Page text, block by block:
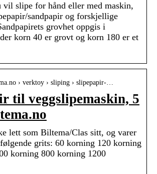
vil slipe for hånd eller med maskin,
sandpapir og forskjellige
grovhet oppgis i
korn 40 er grovt og korn 180 er et
› verktoy › sliping › slipepapir-…
til veggslipemaskin, 5
lett som Biltema/Clas sitt, og varer
grits: 60 korning 120 korning
korning 800 korning 1200